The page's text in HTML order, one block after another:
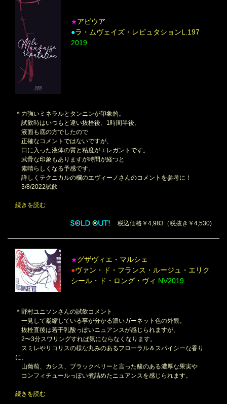
★アピウア
●ラ・ムヴェイズ・レピュタションL.197
2019
＊力強いミネラルとタンニンが印象的。
試飲時はいつもと違い抜栓後、1時間半後、
液面も底の方でしたので
正確なコメントではないですが、
口に入った液体の質と粘度がエレガントです。
武骨な印象もありますが時間が経つと
素晴らしくなる予感です。
詳しくテクニカルの欄のエヴィーノさんのコメントを参考に！
3/8/2022試飲
続きを読む
税込価格￥4,983（税抜き￥4,530)
★グザヴィエ・マルシェ
●ヴァン・ド・フランス・ルージュ・エリク
シール・ド・ロング・ヴィ NV2019
＊野村ユニソンさんの試飲コメント
一見して凝縮している事が分かる濃いガーネット色の外観。
抜栓直後は若干乳酸っぽいニュアンスが感じられますが、
2〜3分スワリングすれば気にならなくなります。
スミレやリコリスの様な丸みのあるフローラル＆スパイシーな香り
に、
山葡萄、カシス、ブラックベリーと言った酸のある濃厚な果実や
コンフィチュールっぽい煮詰めたニュアンスを感じられます。
続きを読む